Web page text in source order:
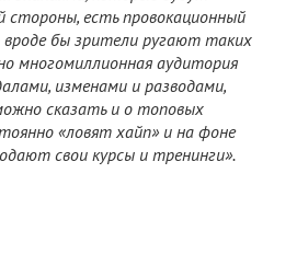
стороны, есть провокационный
бы зрители ругают таких
многомиллионная аудитория
изменами и разводами,
сказать и о топовых
«ловят хайп» и на фоне
свои курсы и тренинги».